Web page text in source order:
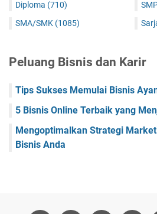
Diploma (710)
SMA/SMK (1085)
Peluang Bisnis dan Karir
Tips Sukses Memulai Bisnis
5 Bisnis Online Terbaik yang
Mengoptimalkan Strategi
Bisnis Anda